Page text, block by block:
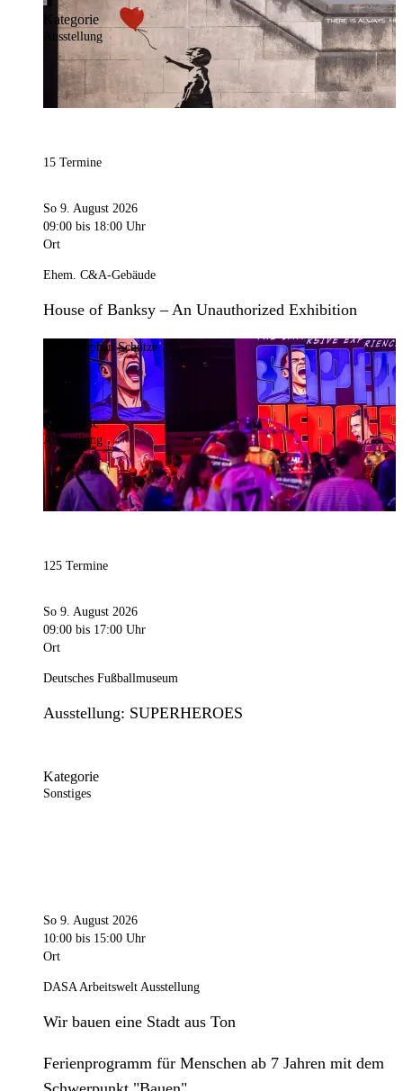
Kategorie
Ausstellung
15 Termine
So 9. August 2026
09:00 bis 18:00 Uhr
Ort
Ehem. C&A-Gebäude
House of Banksy – An Unauthorized Exhibition
Stephan Schütze
Kategorie
Ausstellung
125 Termine
So 9. August 2026
09:00 bis 17:00 Uhr
Ort
Deutsches Fußballmuseum
Ausstellung: SUPERHEROES
Kategorie
Sonstiges
So 9. August 2026
10:00 bis 15:00 Uhr
Ort
DASA Arbeitswelt Ausstellung
Wir bauen eine Stadt aus Ton
Ferienprogramm für Menschen ab 7 Jahren mit dem